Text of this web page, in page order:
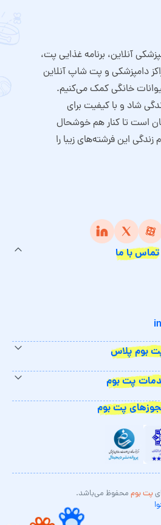
آنلاین، برنامه غذایی پت،
دامپزشکی و پت شاپ آنلاین
خانگی کمک می‌کنیم.
شاد و با کیفیت برای
است تا کنار هم خوشحال
این فرشته‌های زیبا را
تماس با ما
بوم پلاس
پت بوم
پت بوم
پت بوم محفوظ می‌باشد.